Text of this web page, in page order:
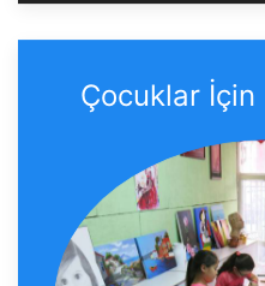
Çocuklar İçin